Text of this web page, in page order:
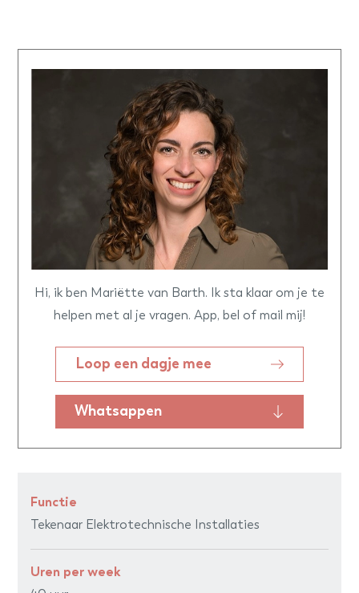
Hi, ik ben Mariëtte van Barth. Ik sta klaar om je te
helpen met al je vragen. App, bel of mail mij!
Loop een dagje mee
Whatsappen
Functie
Tekenaar Elektrotechnische Installaties
Uren per week